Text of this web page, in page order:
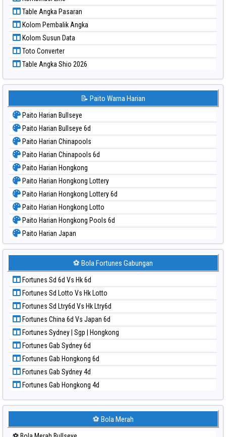
Paito Warna Sydney Lotto
Paito Warna Sydney Pools 6d
Paito Warna Taipei
Paito Warna Taiwan
Table Angka Pasaran
Kolom Pembalik Angka
Kolom Susun Data
Toto Converter
Table Angka Shio 2026
📝 Paito Warna Harian
Paito Harian Bullseye
Paito Harian Bullseye 6d
Paito Harian Chinapools
Paito Harian Chinapools 6d
Paito Harian Hongkong
Paito Harian Hongkong Lottery
Paito Harian Hongkong Lottery 6d
Paito Harian Hongkong Lotto
Paito Harian Hongkong Pools 6d
Paito Harian Japan
Paito Harian Japan 6d
Paito Harian Korea
Paito Harian Kuda Lari
Paito Harian Magnum Cambodia
Paito Harian Nagoya
Paito Harian New York Midday
Paito Harian North Carolina Day
Paito Harian Pcso
Paito Harian Pennsylvania Day
Paito Harian Sao Paulo
Paito Harian Singapore
Paito Harian Sydney
Paito Harian Sydney Lottery
Paito Harian Sydney Lottery 6d
Paito Harian Sydney Lotto
⚽ Bola Fortunes Gabungan
Fortunes Sd 6d Vs Hk 6d
Fortunes Sd Lotto Vs Hk Lotto
Fortunes Sd Ltry6d Vs Hk Ltry6d
Fortunes China 6d Vs Japan 6d
Fortunes Sydney | Sgp | Hongkong
Fortunes Gab Sydney 6d
Fortunes Gab Hongkong 6d
Fortunes Gab Sydney 4d
Fortunes Gab Hongkong 4d
⚽ Bola Merah